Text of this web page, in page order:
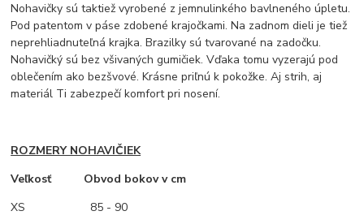
Nohavičky sú taktiež vyrobené z jemnulinkého bavlneného úpletu.
Pod patentom v páse zdobené krajočkami. Na zadnom dieli je tiež
neprehliadnuteľná krajka. Brazilky sú tvarované na zadočku.
Nohavičký sú bez všivaných gumičiek. Vďaka tomu vyzerajú pod
oblečením ako bezšvové. Krásne priľnú k pokožke. Aj strih, aj
materiál Ti zabezpečí komfort pri nosení.
ROZMERY NOHAVIČIEK
Veľkosť Obvod bokov v cm
XS
85 - 90